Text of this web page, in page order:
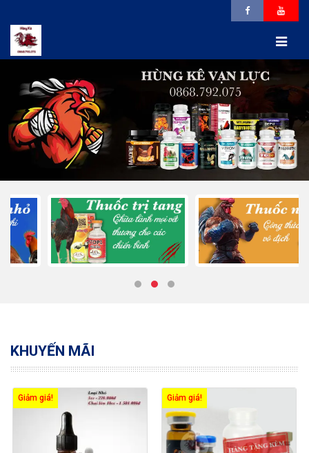
KHUYẾN MÃI
Giảm giá! Giảm giá!